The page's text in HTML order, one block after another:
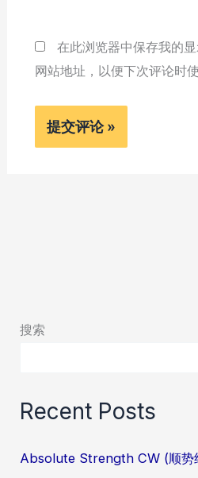
在此浏览器中保存我的
网站地址，以便下次评论时使
搜索
Recent Posts
Absolute Strength CW (顺势